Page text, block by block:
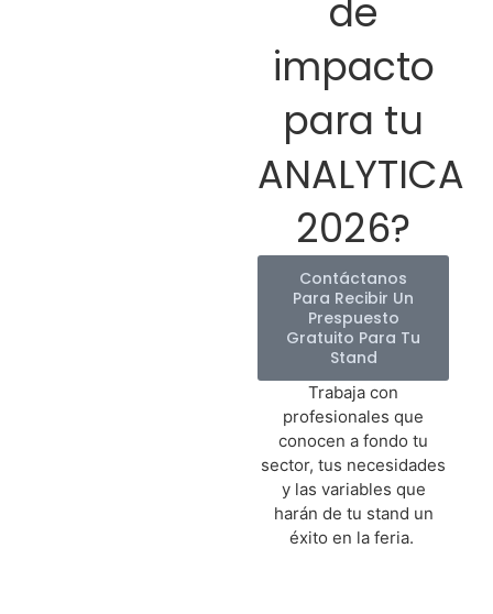
de
impacto
para tu
ANALYTICA
2026?
Contáctanos
Para Recibir Un
Prespuesto
Gratuito Para Tu
Stand
Trabaja con
profesionales que
conocen a fondo tu
sector, tus necesidades
y las variables que
harán de tu stand un
éxito en la feria.